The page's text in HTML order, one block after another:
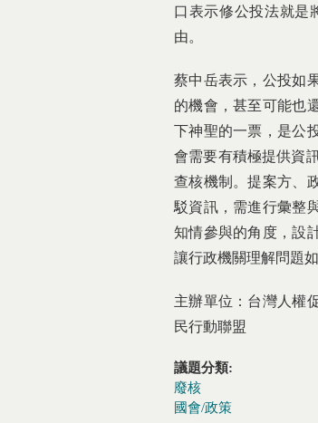
口表示修公投法就是
由。
蔡中岳表示，公投如
的機會，甚至可能也
下神聖的一票，是公
會需要有積極提供資
查核機制。提案方、
駁資訊，需進行彙整
知情參與的角度，設
讓行政機關理解問題
主辦單位：台灣人權
民行動聯盟
議題分類:
廢核
國會/政策